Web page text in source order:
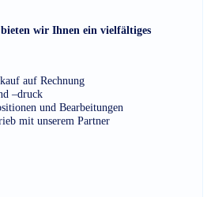
wir Ihnen ein vielfältiges
auf Rechnung
–druck
und Bearbeitungen
mit unserem Partner